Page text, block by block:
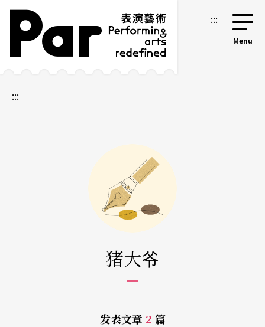
跳到主要内容区块
网站导览 :::
:::
猪大爷
发表文章 2 篇